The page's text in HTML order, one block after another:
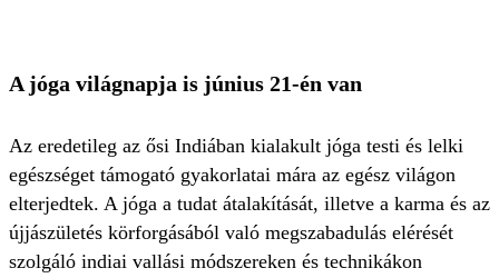
A jóga világnapja is június 21-én van
Az eredetileg az ősi Indiában kialakult jóga testi és lelki
egészséget támogató gyakorlatai mára az egész világon
elterjedtek. A jóga a tudat átalakítását, illetve a karma és az
újjászületés körforgásából való megszabadulás elérését
szolgáló indiai vallási módszereken és technikákon